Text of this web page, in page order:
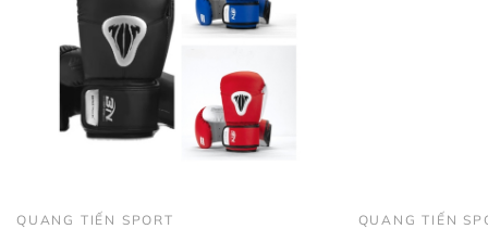
Video sản phẩm:
QUANG TIẾN SPORT QUANG TIẾN